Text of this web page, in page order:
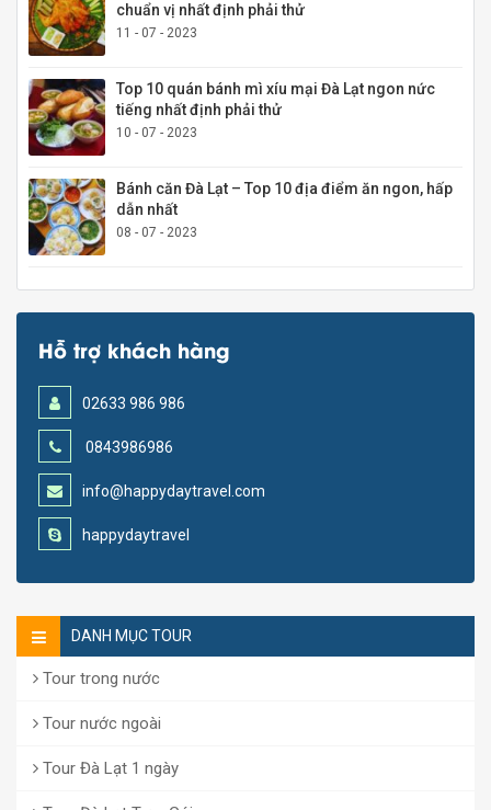
chuẩn vị nhất định phải thử
11 - 07 - 2023
Top 10 quán bánh mì xíu mại Đà Lạt ngon nức
tiếng nhất định phải thử
10 - 07 - 2023
Bánh căn Đà Lạt – Top 10 địa điểm ăn ngon, hấp
dẫn nhất
08 - 07 - 2023
Hỗ trợ khách hàng
02633 986 986
0843986986
info@happydaytravel.com
happydaytravel
DANH MỤC TOUR
Tour trong nước
Tour nước ngoài
Tour Đà Lạt 1 ngày